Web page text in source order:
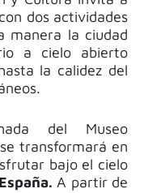
dos actividades
manera la ciudad
a cielo abierto
la calidez del
del Museo
transformará en
bajo el cielo
A partir de